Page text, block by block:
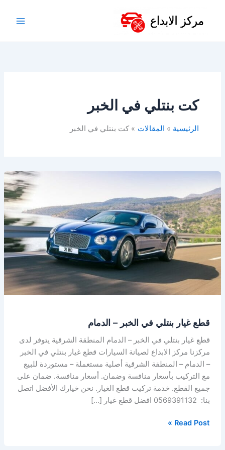
كت بنتلي في الخبر
الرئيسية المقالات كت بنتلي في الخبر
قطع غيار بنتلي في الخبر – الدمام
قطع غيار بنتلي في الخبر – الدمام المنطقة الشرقية يتوفر لدى
مركزنا مركز الابداع لصيانة السيارات قطع غيار بنتلي في الخبر
– الدمام – المنطقة الشرقية أصلية مستعملة – مستوردة للبيع
مع التركيب بأسعار منافسة وضمان. أسعار منافسة. ضمان على
جميع القطع. خدمة تركيب قطع الغيار. نحن خيارك الأفضل اتصل
بنا: 0569391132 افضل قطع غيار […]
غيار
بنتلي
في
الخبر
–
الدمام
Read Post »